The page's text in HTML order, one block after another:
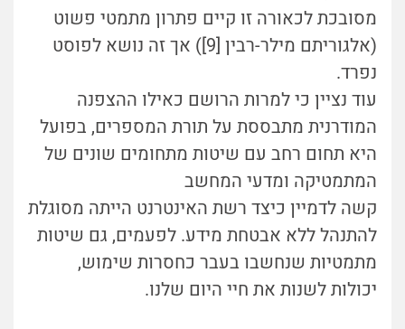
מסובכת לכאורה זו קיים פתרון מתמטי פשוט
(אלגוריתם מילר-רבין [9]) אך זה נושא לפוסט
נפרד.
עוד נציין כי למרות הרושם כאילו ההצפנה
המודרנית מתבססת על תורת המספרים, בפועל
היא תחום רחב עם שיטות מתחומים שונים של
המתמטיקה ומדעי המחשב
קשה לדמיין כיצד רשת האינטרנט הייתה מסוגלת
להתנהל ללא אבטחת מידע. לפעמים, גם שיטות
מתמטיות שנחשבו בעבר כחסרות שימוש,
יכולות לשנות את חיי היום שלנו.